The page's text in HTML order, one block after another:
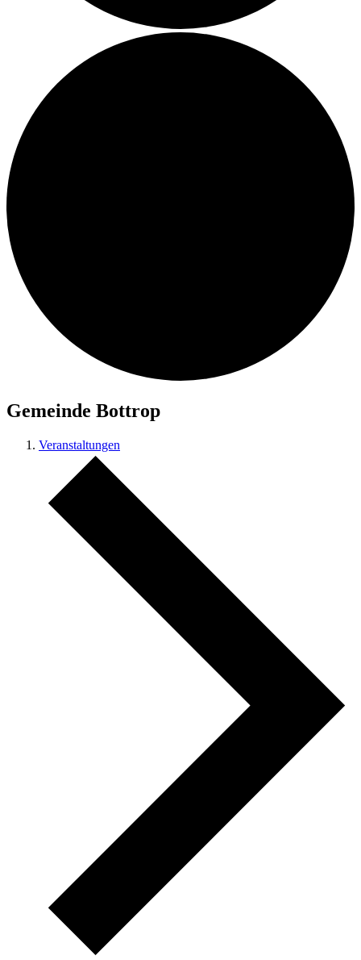
Gemeinde Bottrop
Veranstaltungen